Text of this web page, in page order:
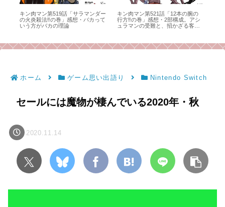
キン肉マン第519話「サラマンダー
の火炎殺法‼の巻」感想・バカって
いう方がバカの理論
キン肉マン第521話「12本の腕の
行方‼の巻」感想・2部構成。アシ
ュラマンの受難と、招かざる客
ホーム ゲーム思い出語り Nintendo Switch
セールには魔物が棲んでいる2020年・秋
2020.11.14